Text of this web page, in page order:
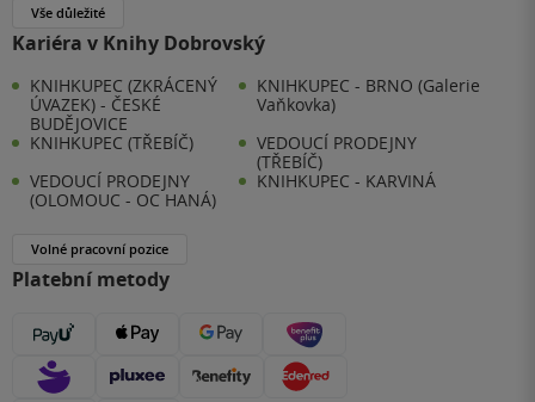
Vše důležité
Kariéra v Knihy Dobrovský
KNIHKUPEC (ZKRÁCENÝ
ÚVAZEK) - ČESKÉ
BUDĚJOVICE
KNIHKUPEC - BRNO (Galerie
Vaňkovka)
KNIHKUPEC (TŘEBÍČ)
VEDOUCÍ PRODEJNY
(TŘEBÍČ)
VEDOUCÍ PRODEJNY
(OLOMOUC - OC HANÁ)
KNIHKUPEC - KARVINÁ
Volné pracovní pozice
Platební metody